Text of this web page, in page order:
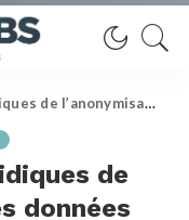
des données
de
données